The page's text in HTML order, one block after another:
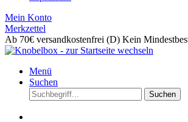
Mein Konto
Merkzettel
Ab 70€ versandkostenfrei (D) Kein
Menü
Suchen
Suchen